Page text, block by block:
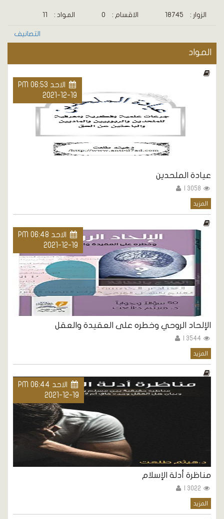
الزوار : 18745 الاقسام : 0 المواد : 11
التصانيف
المواد
الاحد PM 06:53
2021-12-19
عيادة الملحدين
المزيد
الاحد PM 06:48
2021-12-19
الإلحاد الروحي وخطره على العقيدة والعقل
المزيد
الاحد PM 06:44
2021-12-19
مناظرة أدلة الإسلام
المزيد